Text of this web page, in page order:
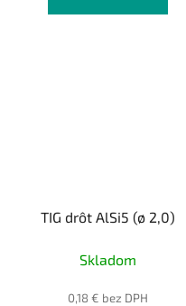
TIG drôt AlSi5 (ø 2,0)
Skladom
0,18 € bez DPH